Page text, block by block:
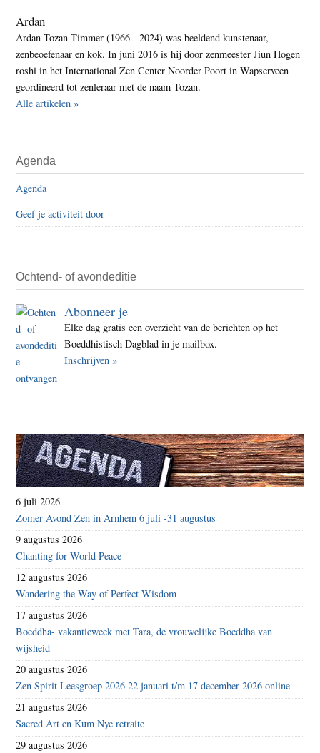
Ardan
Ardan Tozan Timmer (1966 - 2024) was beeldend kunstenaar,
zenbeoefenaar en kok. In juni 2016 is hij door zenmeester Jiun Hogen
roshi in het International Zen Center Noorder Poort in Wapserveen
geordineerd tot zenleraar met de naam Tozan.
Alle artikelen »
Agenda
Agenda
Geef je activiteit door
Ochtend- of avondeditie
Abonneer je
Elke dag gratis een overzicht van de berichten op het
Boeddhistisch Dagblad in je mailbox.
Inschrijven »
6 juli 2026
Zomer Avond Zen in Arnhem 6 juli -31 augustus
9 augustus 2026
Chanting for World Peace
12 augustus 2026
Wandering the Way of Perfect Wisdom
17 augustus 2026
Boeddha- vakantieweek met Tara, de vrouwelijke Boeddha van
wijsheid
20 augustus 2026
Zen Spirit Leesgroep 2026 22 januari t/m 17 december 2026 online
21 augustus 2026
Sacred Art en Kum Nye retraite
29 augustus 2026